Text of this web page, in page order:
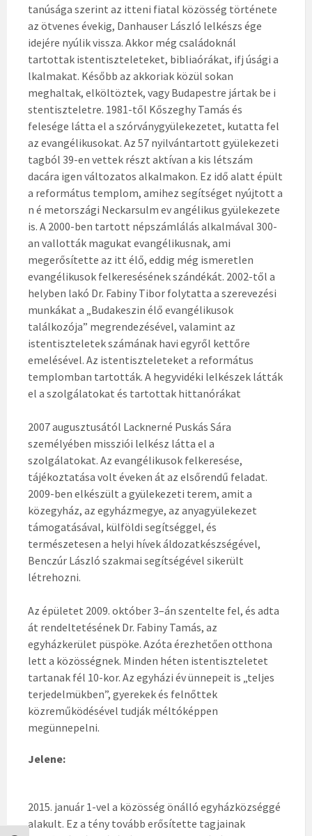
tanúsága szerint az itteni fiatal közösség története
az ötvenes évekig, Danhauser László lelkészs ége
idejére nyúlik vissza. Akkor még családoknál
tartottak istentiszteleteket, bibliaórákat, ifj úsági a
lkalmakat. Később az akkoriak közül sokan
meghaltak, elköltöztek, vagy Budapestre jártak be i
stentiszteletre. 1981-től Kőszeghy Tamás és
felesége látta el a szórványgyülekezetet, kutatta fel
az evangélikusokat. Az 57 nyilvántartott gyülekezeti
tagból 39-en vettek részt aktívan a kis létszám
dacára igen változatos alkalmakon. Ez idő alatt épült
a református templom, amihez segítséget nyújtott a
n é metországi Neckarsulm ev angélikus gyülekezete
is. A 2000-ben tartott népszámlálás alkalmával 300-
an vallották magukat evangélikusnak, ami
megerősítette az itt élő, eddig még ismeretlen
evangélikusok felkeresésének szándékát. 2002-től a
helyben lakó Dr. Fabiny Tibor folytatta a szerevezési
munkákat a „Budakeszin élő evangélikusok
találkozója” megrendezésével, valamint az
istentiszteletek számának havi egyről kettőre
emelésével. Az istentiszteleteket a református
templomban tartották. A hegyvidéki lelkészek látták
el a szolgálatokat és tartottak hittanórákat
2007 augusztusától Lacknerné Puskás Sára
személyében missziói lelkész látta el a
szolgálatokat. Az evangélikusok felkeresése,
tájékoztatása volt éveken át az elsőrendű feladat.
2009-ben elkészült a gyülekezeti terem, amit a
közegyház, az egyházmegye, az anyagyülekezet
támogatásával, külföldi segítséggel, és
természetesen a helyi hívek áldozatkészségével,
Benczúr László szakmai segítségével sikerült
létrehozni.
Az épületet 2009. október 3–án szentelte fel, és adta
át rendeltetésének Dr. Fabiny Tamás, az
egyházkerület püspöke. Azóta érezhetően otthona
lett a közösségnek. Minden héten istentiszteletet
tartanak fél 10-kor. Az egyházi év ünnepeit is „teljes
terjedelmükben”, gyerekek és felnőttek
közreműködésével tudják méltóképpen
megünnepelni.
Jelene:
2015. január 1-vel a közösség önálló egyházközséggé
alakult. Ez a tény tovább erősítette tagjainak